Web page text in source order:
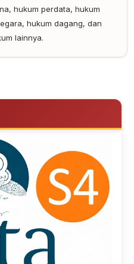
hukum perdata, hukum
hukum dagang, dan
lainnya.